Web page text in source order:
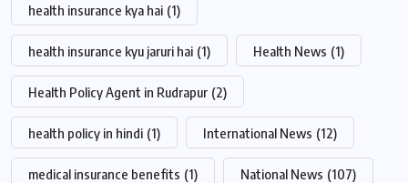
health insurance kya hai (1)
health insurance kyu jaruri hai (1) Health News (1)
Health Policy Agent in Rudrapur (2)
health policy in hindi (1) International News (12)
medical insurance benefits (1) National News (107)